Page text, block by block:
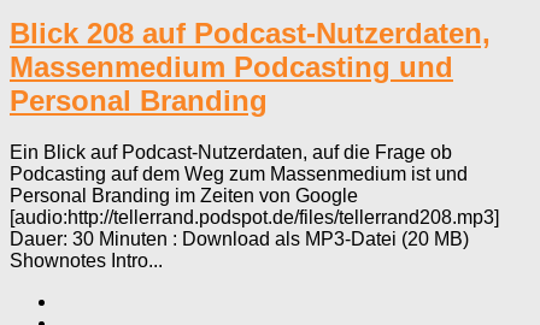
Blick 208 auf Podcast-Nutzerdaten,
Massenmedium Podcasting und
Personal Branding
Ein Blick auf Podcast-Nutzerdaten, auf die Frage ob
Podcasting auf dem Weg zum Massenmedium ist und
Personal Branding im Zeiten von Google
[audio:http://tellerrand.podspot.de/files/tellerrand208.mp3]
Dauer: 30 Minuten : Download als MP3-Datei (20 MB)
Shownotes Intro...